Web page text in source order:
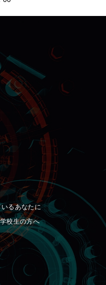
るあなたに
校生の方へ